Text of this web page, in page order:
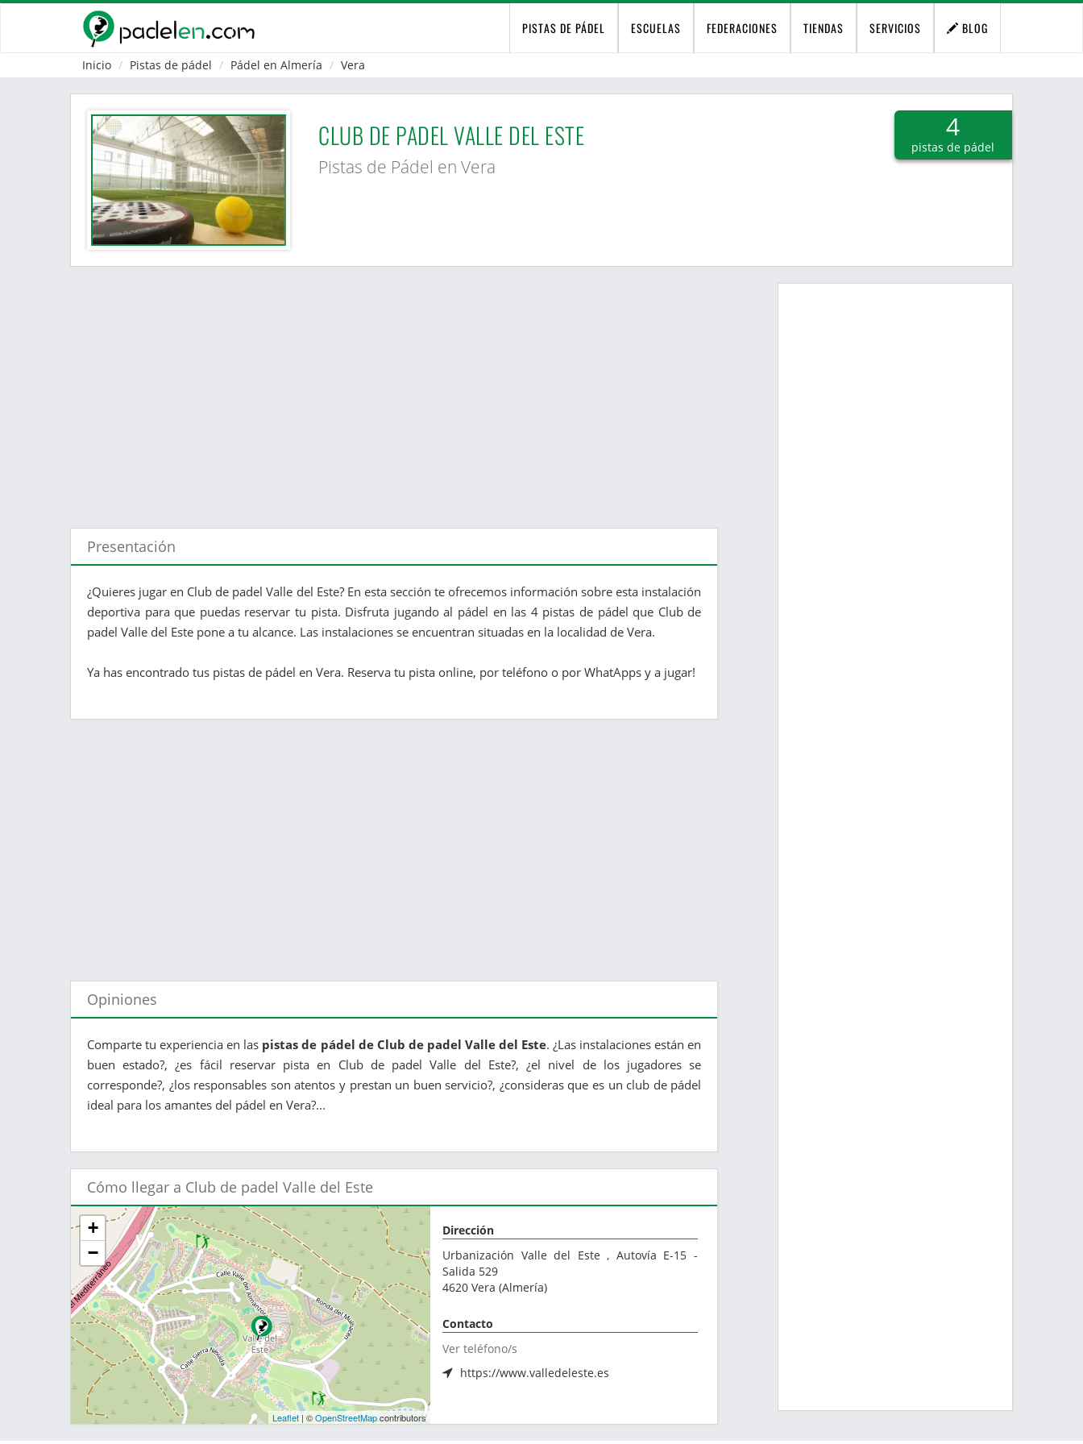
PISTAS DE PÁDEL ESCUELAS FEDERACIONES TIENDAS SERVICIOS BLOG
Inicio Pistas de pádel Pádel en Almería Vera
CLUB DE PADEL VALLE DEL ESTE
Pistas de Pádel en Vera
4
pistas de pádel
Presentación
¿Quieres jugar en Club de padel Valle del Este? En esta sección te ofrecemos información sobre esta instalación
deportiva para que puedas reservar tu pista. Disfruta jugando al pádel en las 4 pistas de pádel que Club de
padel Valle del Este pone a tu alcance. Las instalaciones se encuentran situadas en la localidad de Vera.
Ya has encontrado tus pistas de pádel en Vera. Reserva tu pista online, por teléfono o por WhatApps y a jugar!
Opiniones
Comparte tu experiencia en las pistas de pádel de Club de padel Valle del Este. ¿Las instalaciones están en
buen estado?, ¿es fácil reservar pista en Club de padel Valle del Este?, ¿el nivel de los jugadores se
corresponde?, ¿los responsables son atentos y prestan un buen servicio?, ¿consideras que es un club de pádel
ideal para los amantes del pádel en Vera?...
Cómo llegar a Club de padel Valle del Este
+
−
Leaflet| ©OpenStreetMapcontributors
Dirección
Urbanización Valle del Este , Autovía E-15 -
Salida 529
4620 Vera (Almería)
Contacto
Ver teléfono/s
https://www.valledeleste.es